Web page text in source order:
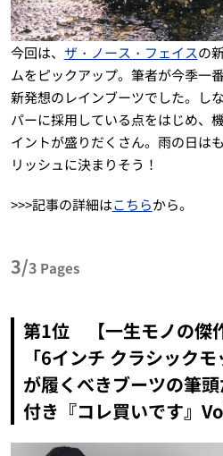
今回は、 ザ・ノース・フェイスの
ムをピックアップ。筆者が今季一
新発想のレインブーツでした。し
パーに採用している点をはじめ、
イントが盛りだくさん。雨の日は
リッシュに決まりそう！
>>>記事の詳細はこちらから。
3/3 Pages
第1位 【一生モノの傑
「6インチ クラシック
が履くべきブーツの筆
付き『コレ買いです』